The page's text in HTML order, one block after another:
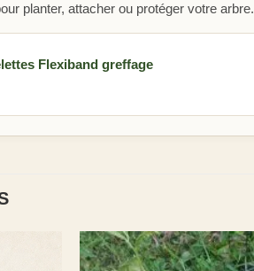
planter, attacher ou protéger votre arbre.
Flexiband greffage